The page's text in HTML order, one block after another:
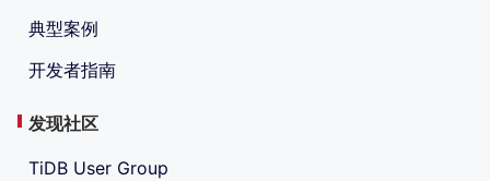
典型案例
开发者指南
发现社区
TiDB User Group